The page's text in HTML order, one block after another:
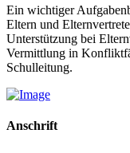
Ein wichtiger
Eltern und
Unterstützung bei
Vermittlung in
Schulleitung.
Anschrift